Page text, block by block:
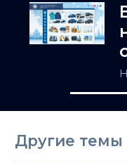
Другие темы